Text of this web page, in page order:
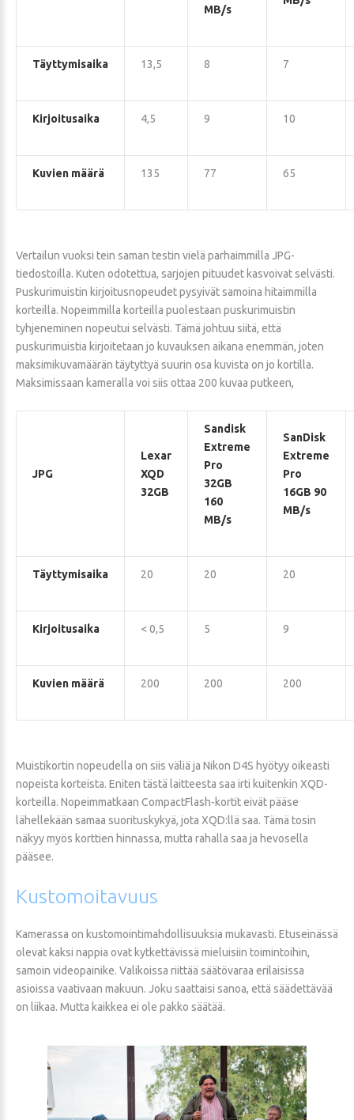
MB/s
Täyttymisaika 13,5 8 7
Kirjoitusaika 4,5 9 10
Kuvien määrä 135 77 65
Vertailun vuoksi tein saman testin vielä parhaimmilla JPG-
tiedostoilla. Kuten odotettua, sarjojen pituudet kasvoivat selvästi.
Puskurimuistin kirjoitusnopeudet pysyivät samoina hitaimmilla
korteilla. Nopeimmilla korteilla puolestaan puskurimuistin
tyhjeneminen nopeutui selvästi. Tämä johtuu siitä, että
puskurimuistia kirjoitetaan jo kuvauksen aikana enemmän, joten
maksimikuvamäärän täytyttyä suurin osa kuvista on jo kortilla.
Maksimissaan kameralla voi siis ottaa 200 kuvaa putkeen,
JPG
Lexar
XQD
32GB
Sandisk
Extreme
Pro
32GB
160
MB/s
SanDisk
Extreme
Pro
16GB 90
MB/s
Täyttymisaika 20 20 20
Kirjoitusaika < 0,5 5 9
Kuvien määrä 200 200 200
Muistikortin nopeudella on siis väliä ja Nikon D4S hyötyy oikeasti
nopeista korteista. Eniten tästä laitteesta saa irti kuitenkin XQD-
korteilla. Nopeimmatkaan CompactFlash-kortit eivät pääse
lähellekään samaa suorituskykyä, jota XQD:llä saa. Tämä tosin
näkyy myös korttien hinnassa, mutta rahalla saa ja hevosella
pääsee.
Kustomoitavuus
Kamerassa on kustomointimahdollisuuksia mukavasti. Etuseinässä
olevat kaksi nappia ovat kytkettävissä mieluisiin toimintoihin,
samoin videopainike. Valikoissa riittää säätövaraa erilaisissa
asioissa vaativaan makuun. Joku saattaisi sanoa, että säädettävää
on liikaa. Mutta kaikkea ei ole pakko säätää.